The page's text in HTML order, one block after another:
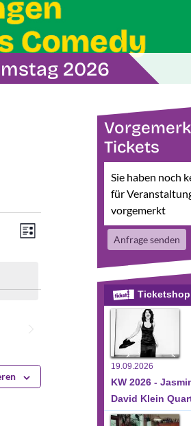
2026
Ansichten-
Navigation
Veranstaltung
Ansichten-
Navigation
Liste
Tickets
Sie haben noch
für
vorgemerkt
Anfrage senden
Ticketshop
19.09.2026
KW 2026 -
David Klein